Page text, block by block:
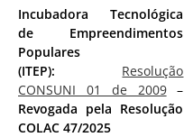
Incubadora Tecnológica
de Empreendimentos
Populares
(ITEP):
Resolução
CONSUNI 01 de 2009–
Revogada pela Resolução
COLAC 47/2025